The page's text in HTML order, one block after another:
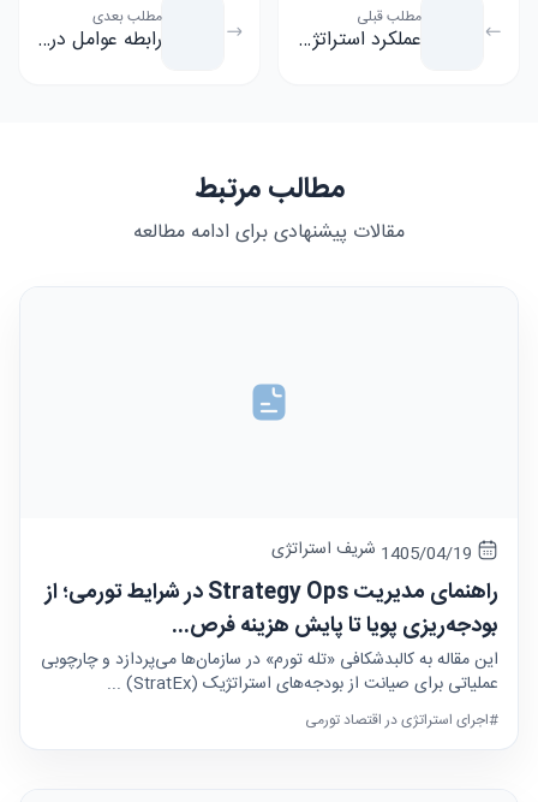
مطلب قبلی
عملکرد استراتژی های تدوین شده چگونه انجام میشود و نقش تحلیل ...
مطلب بعدی
رابطه عوامل درونی شرکت با استراتژی کسب و کار و تحلیل انعطاف ...
مطالب مرتبط
مقالات پیشنهادی برای ادامه مطالعه
شریف استراتژی
راهنمای مدیریت Strategy Ops در شرایط تورمی؛ از
بودجه‌ریزی پویا تا پایش هزینه فرص...
این مقاله به کالبدشکافی «تله تورم» در سازمان‌ها می‌پردازد و چارچوبی
عملیاتی برای صیانت از بودجه‌های استراتژیک (StratEx) ...
#اجرای استراتژی در اقتصاد تورمی